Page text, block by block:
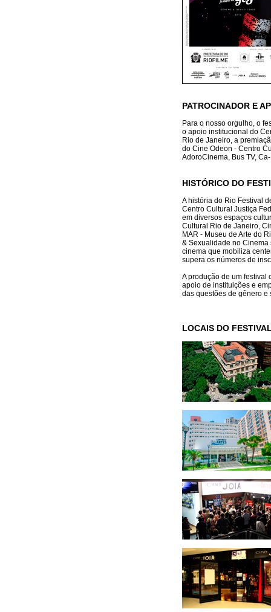
PATROCINADOR E
Para o nosso orgulho, o
o apoio institucional do
Rio de Janeiro, a
do Cine Odeon - Centro
AdoroCinema, Bus TV,
HISTÓRICO DO
A história do Rio Festival
Centro Cultural Justiça
em diversos espaços
Cultural Rio de Janeiro,
MAR - Museu de Arte do
& Sexualidade no Cinema
cinema que mobiliza
supera os números de
A produção de um festival
apoio de instituições e
das questões de gênero e
LOCAIS DO